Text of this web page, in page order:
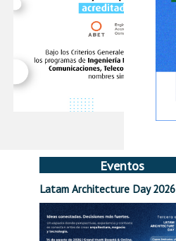
Eventos
Latam Architecture Day 2026